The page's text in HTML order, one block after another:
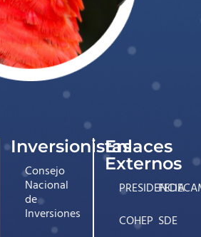
Inversionistas
Consejo
Nacional
de
Inversiones
Enlaces
Externos
PRESIDENCIA
COHEP SDE